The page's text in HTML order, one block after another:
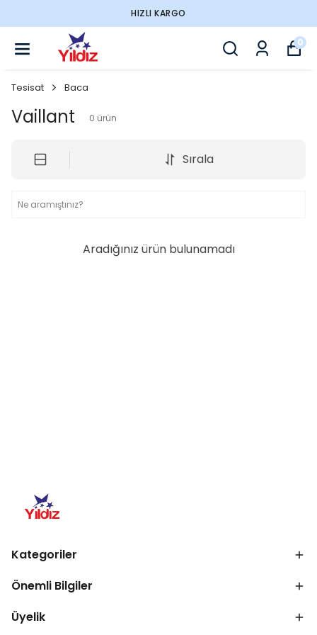
HIZLI KARGO
0
Tesisat Baca
Vaillant 0 ürün
Sırala
Aradığınız ürün bulunamadı
Kategoriler
Önemli Bilgiler
Üyelik